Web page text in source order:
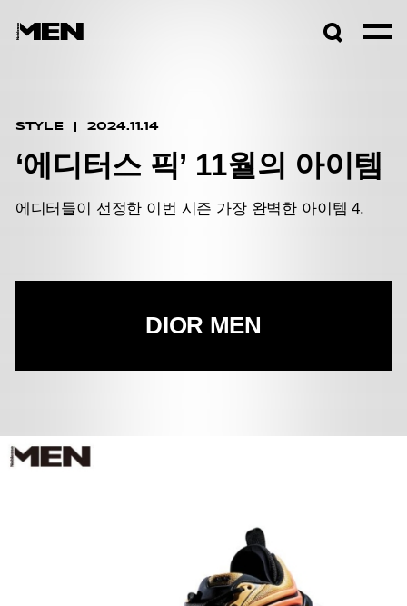
STYLE 2024.11.14
‘에디터스 픽’ 11월의 아이템
에디터들이 선정한 이번 시즌 가장 완벽한 아이템 4.
DIOR MEN